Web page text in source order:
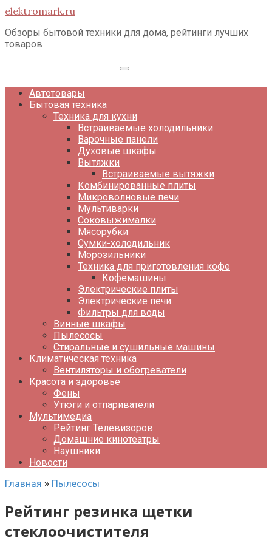
Перейти
контенту
elektromark.ru
Обзоры бытовой техники для дома, рейтинги лучших
товаров
Автотовары
Бытовая техника
Техника для кухни
Встраиваемые холодильники
Варочные панели
Духовые шкафы
Вытяжки
Встраиваемые вытяжки
Комбинированные плиты
Микроволновые печи
Мультиварки
Соковыжималки
Мясорубки
Сумки-холодильник
Морозильники
Техника для приготовления кофе
Кофемашины
Электрические плиты
Электрические печи
Фильтры для воды
Винные шкафы
Пылесосы
Стиральные и сушильные машины
Климатическая техника
Вентиляторы и обогреватели
Красота и здоровье
Фены
Утюги и отпариватели
Мультимедиа
Рейтинг Телевизоров
Домашние кинотеатры
Наушники
Новости
Главная » Пылесосы
Рейтинг резинка щетки
стеклоочистителя